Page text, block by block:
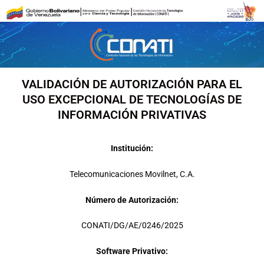
contenido
VALIDACIÓN DE AUTORIZACIÓN PARA EL
USO EXCEPCIONAL DE TECNOLOGÍAS DE
INFORMACIÓN PRIVATIVAS
Institución:
Telecomunicaciones Movilnet, C.A.
Número de Autorización:
CONATI/DG/AE/0246/2025
Software Privativo: